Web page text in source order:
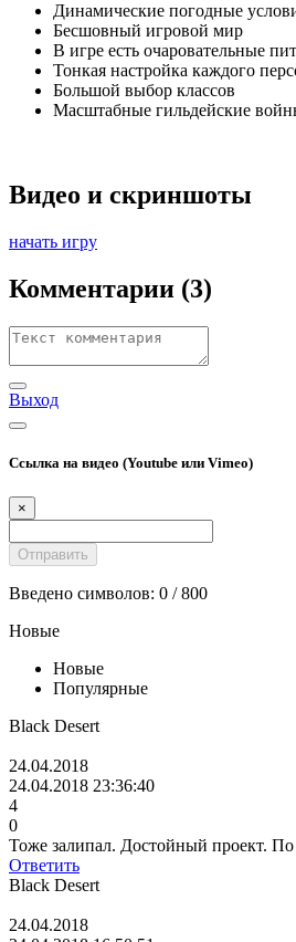
Динамические погодные
Бесшовный игровой мир
В игре есть очаровательные
Тонкая настройка каждого
Большой выбор классов
Масштабные гильдейские
Видео и скриншоты
начать игру
Комментарии (3)
Выход
Ссылка на видео (Youtube или Vimeo)
×
Введено символов: 0 / 800
Новые
Новые
Популярные
Black Desert
24.04.2018
24.04.2018 23:36:40
4
0
Тоже залипал. Достойный проект.
Ответить
Black Desert
24.04.2018